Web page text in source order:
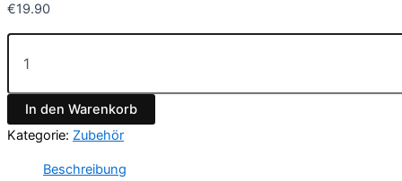
€19.90
Sensi
Seeds
Tray
Menge
In den Warenkorb
Kategorie: Zubehör
Beschreibung